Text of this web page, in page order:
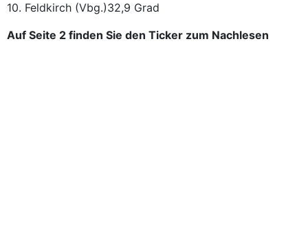
10. Feldkirch (Vbg.)32,9 Grad
Auf Seite 2 finden Sie den Ticker zum Nachlesen